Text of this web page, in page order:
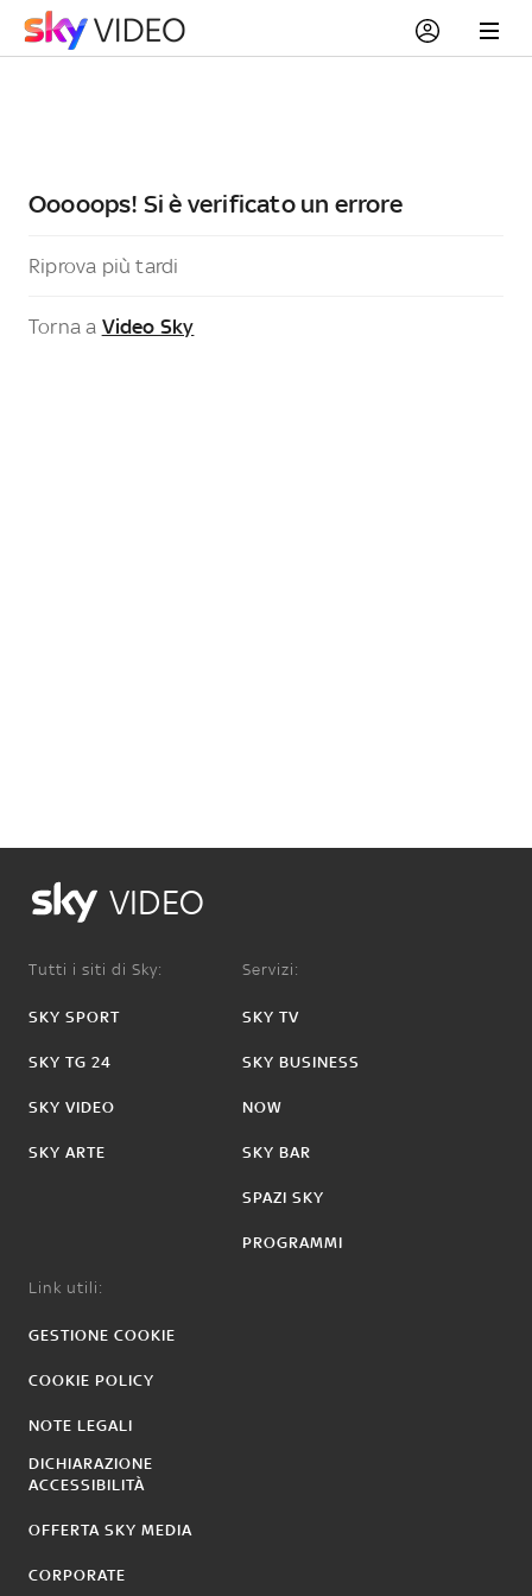
Ooooops! Si è verificato un errore
Riprova più tardi
Torna a Video Sky
VIDEO
Tutti i siti di Sky:
SKY SPORT
SKY TG 24
SKY VIDEO
SKY ARTE
Servizi:
SKY TV
SKY BUSINESS
NOW
SKY BAR
SPAZI SKY
PROGRAMMI
Link utili:
GESTIONE COOKIE
COOKIE POLICY
NOTE LEGALI
DICHIARAZIONE
ACCESSIBILITÀ
OFFERTA SKY MEDIA
CORPORATE